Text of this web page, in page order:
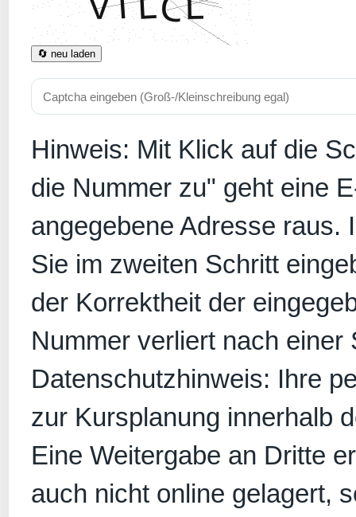
🔄 neu laden
Hinweis: Mit Klick auf die
die Nummer zu" geht eine
angegebene Adresse raus.
Sie im zweiten Schritt
der Korrektheit der
Nummer verliert nach einer
Datenschutzhinweis: Ihre
zur Kursplanung innerhalb
Eine Weitergabe an Dritte
auch nicht online gelagert,